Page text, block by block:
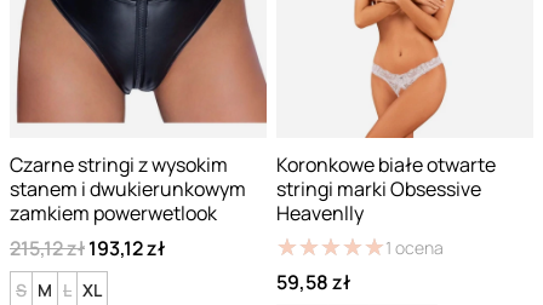
Czarne stringi z wysokim
stanem i dwukierunkowym
zamkiem powerwetlook
215,12 zł193,12 zł
S M L XL
Koronkowe białe otwarte
stringi marki Obsessive
Heavenlly
★★★★★
★★★★★1 ocena
59,58 zł